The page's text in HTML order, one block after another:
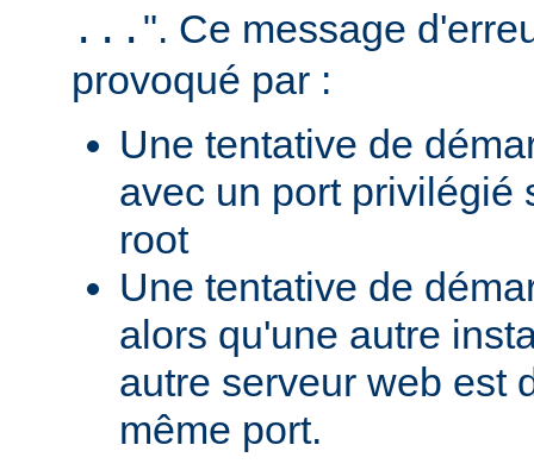
... ". Ce message
provoqué par :
Une tentative de
avec un port privilégié
root
Une tentative de
alors qu'une autre
autre serveur web est
même port.